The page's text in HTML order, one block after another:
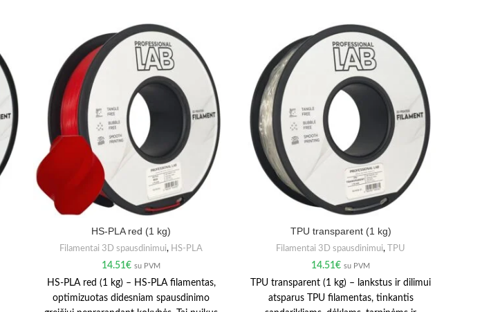
HS-PLA red (1 kg)
Filamentai 3D spausdinimui, HS-PLA
14.51€ su PVM
HS-PLA red (1 kg) – HS-PLA filamentas,
optimizuotas didesniam spausdinimo
TPU transparent (1 kg)
Filamentai 3D spausdinimui,
TPU
14.51€ su PVM
TPU transparent (1 kg) – lankstus ir dilimui
atsparus TPU filamentas, tinkantis